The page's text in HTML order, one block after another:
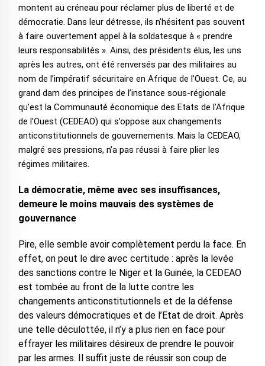
montent au créneau pour réclamer plus de liberté et de
démocratie. Dans leur détresse, ils n’hésitent pas souvent
à faire ouvertement appel à la soldatesque à « prendre
leurs responsabilités ». Ainsi, des présidents élus, les uns
après les autres, ont été renversés par des militaires au
nom de l’impératif sécuritaire en Afrique de l’Ouest. Ce, au
grand dam des principes de l’instance sous-régionale
qu’est la Communauté économique des Etats de l’Afrique
de l’Ouest (CEDEAO) qui s’oppose aux changements
anticonstitutionnels de gouvernements. Mais la CEDEAO,
malgré ses pressions, n’a pas réussi à faire plier les
régimes militaires.
La démocratie, même avec ses insuffisances,
demeure le moins mauvais des systèmes de
gouvernance
Pire, elle semble avoir complètement perdu la face. En
effet, on peut le dire avec certitude : après la levée
des sanctions contre le Niger et la Guinée, la CEDEAO
est tombée au front de la lutte contre les
changements anticonstitutionnels et de la défense
des valeurs démocratiques et de l’Etat de droit. Après
une telle déculottée, il n’y a plus rien en face pour
effrayer les militaires désireux de prendre le pouvoir
par les armes. Il suffit juste de réussir son coup de